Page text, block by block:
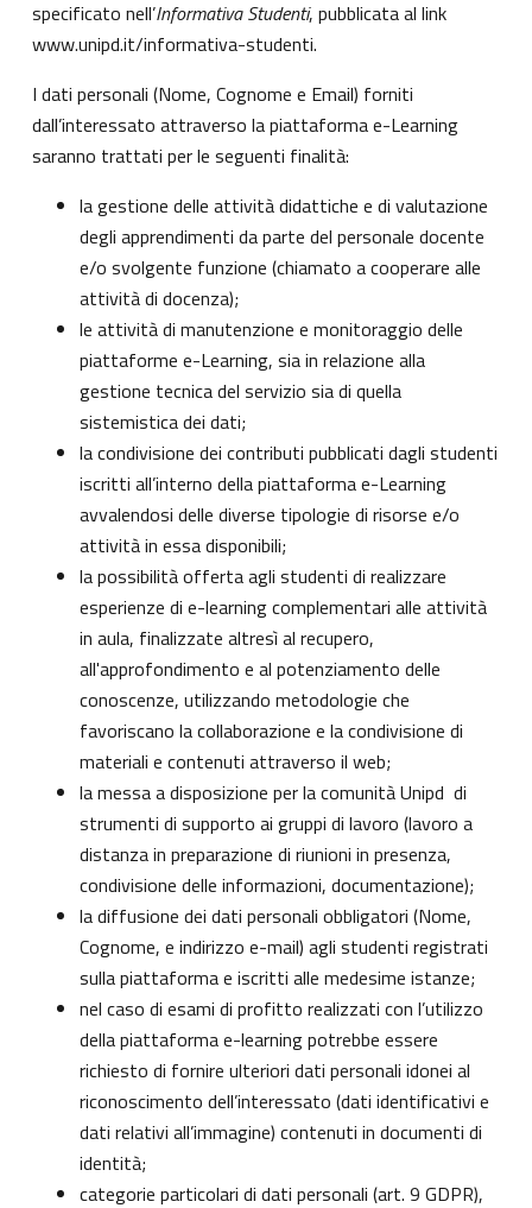
specificato nell’Informativa Studenti, pubblicata al link
www.unipd.it/informativa-studenti.
I dati personali (Nome, Cognome e Email) forniti
dall’interessato attraverso la piattaforma e-Learning
saranno trattati per le seguenti finalità:
la gestione delle attività didattiche e di valutazione
degli apprendimenti da parte del personale docente
e/o svolgente funzione (chiamato a cooperare alle
attività di docenza);
le attività di manutenzione e monitoraggio delle
piattaforme e-Learning, sia in relazione alla
gestione tecnica del servizio sia di quella
sistemistica dei dati;
la condivisione dei contributi pubblicati dagli studenti
iscritti all’interno della piattaforma e-Learning
avvalendosi delle diverse tipologie di risorse e/o
attività in essa disponibili;
la possibilità offerta agli studenti di realizzare
esperienze di e-learning complementari alle attività
in aula, finalizzate altresì al recupero,
all'approfondimento e al potenziamento delle
conoscenze, utilizzando metodologie che
favoriscano la collaborazione e la condivisione di
materiali e contenuti attraverso il web;
la messa a disposizione per la comunità Unipd di
strumenti di supporto ai gruppi di lavoro (lavoro a
distanza in preparazione di riunioni in presenza,
condivisione delle informazioni, documentazione);
la diffusione dei dati personali obbligatori (Nome,
Cognome, e indirizzo e-mail) agli studenti registrati
sulla piattaforma e iscritti alle medesime istanze;
nel caso di esami di profitto realizzati con l’utilizzo
della piattaforma e-learning potrebbe essere
richiesto di fornire ulteriori dati personali idonei al
riconoscimento dell’interessato (dati identificativi e
dati relativi all’immagine) contenuti in documenti di
identità;
categorie particolari di dati personali (art. 9 GDPR),